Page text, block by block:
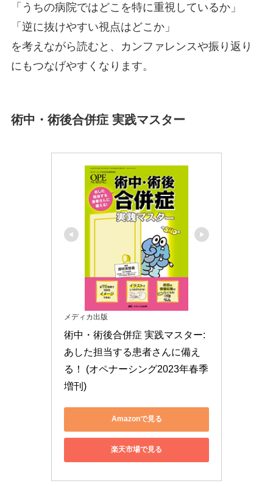
「うちの病院ではどこを特に重視しているか」
「逆に抜けやすい視点はどこか」
を考えながら読むと、カンファレンスや振り返り
にもつなげやすくなります。
術中・術後合併症 実践マスター
メディカ出版
術中・術後合併症 実践マスター:
あした担当する患者さんに備え
る！ (オペナーシング2023年春季
増刊)
Amazonで見る
楽天市場で見る